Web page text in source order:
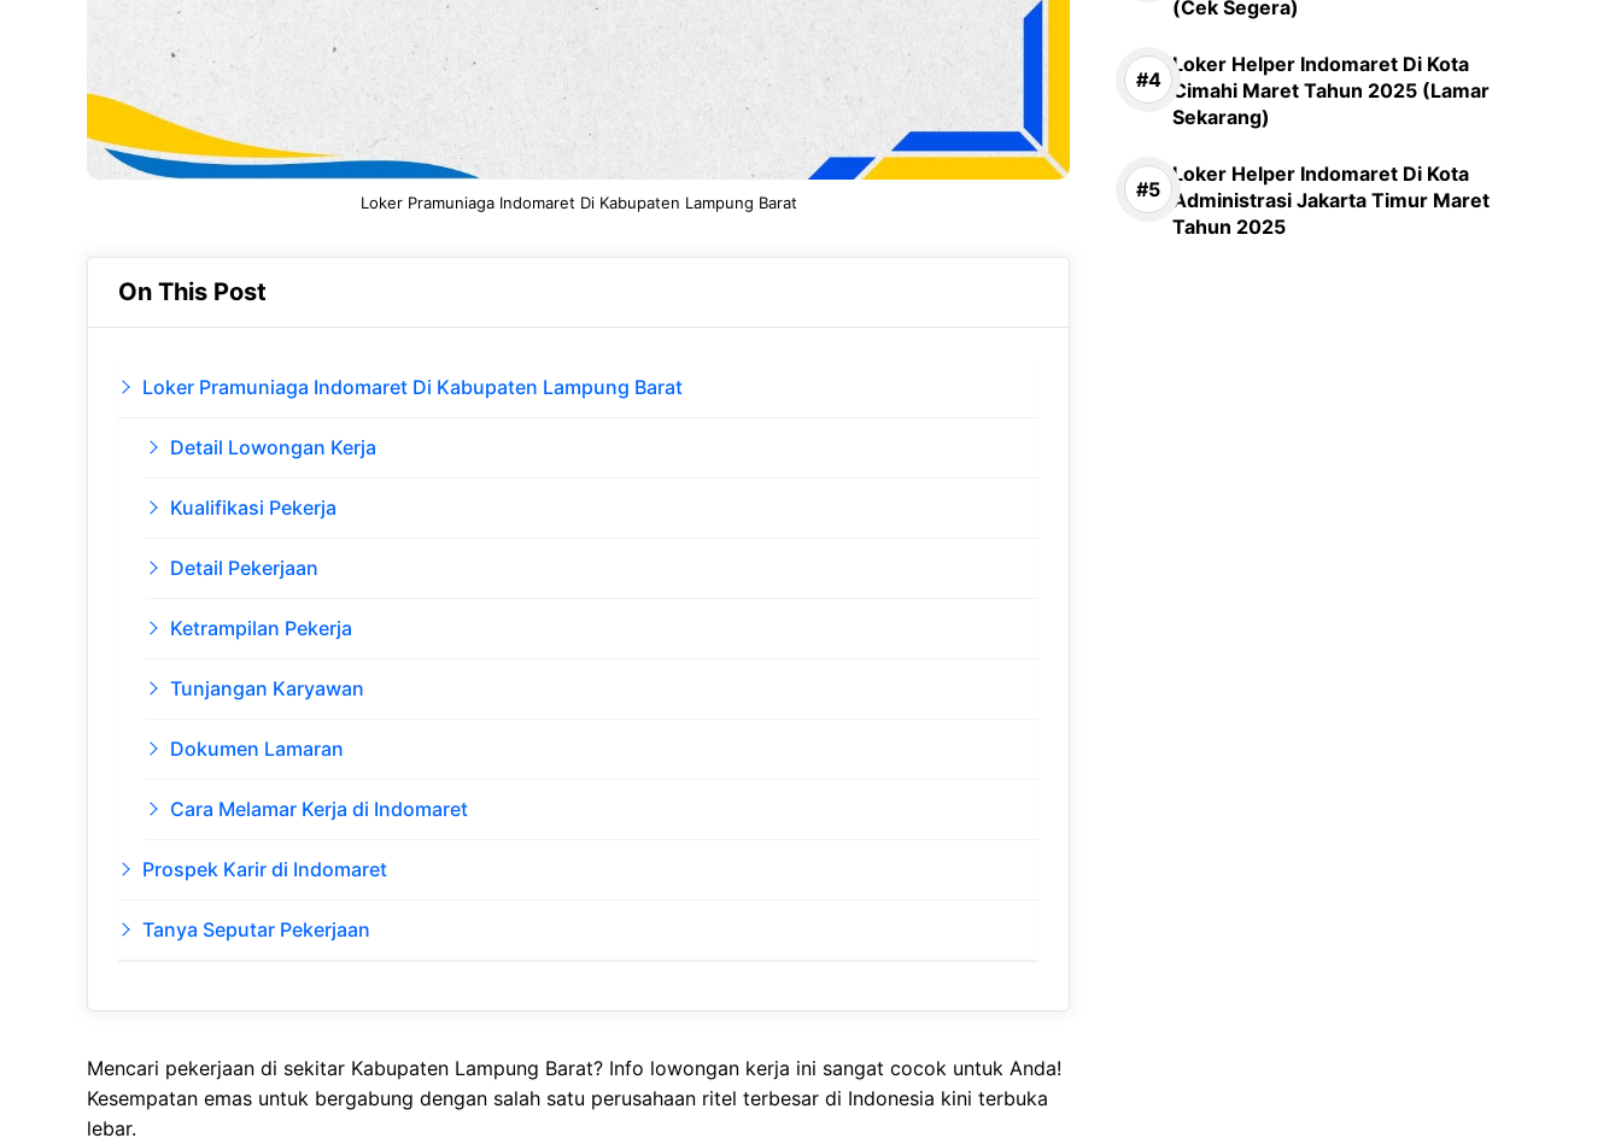
Loker Pramuniaga Indomaret Di Kabupaten Lampung Barat
On This Post
Loker Pramuniaga Indomaret Di Kabupaten Lampung Barat
Detail Lowongan Kerja
Kualifikasi Pekerja
Detail Pekerjaan
Ketrampilan Pekerja
Tunjangan Karyawan
Dokumen Lamaran
Cara Melamar Kerja di Indomaret
Prospek Karir di Indomaret
Tanya Seputar Pekerjaan
Mencari pekerjaan di sekitar Kabupaten Lampung Barat? Info lowongan kerja ini sangat cocok untuk Anda!
Kesempatan emas untuk bergabung dengan salah satu perusahaan ritel terbesar di Indonesia kini terbuka
lebar.
(Cek Segera)
Loker Helper Indomaret Di Kota
Cimahi Maret Tahun 2025 (Lamar
Sekarang)
Loker Helper Indomaret Di Kota
Administrasi Jakarta Timur Maret
Tahun 2025